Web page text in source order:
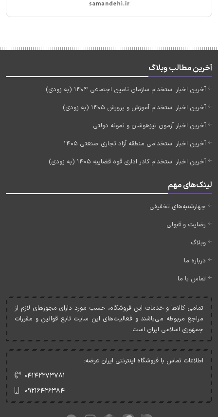
آخرین مطالب وبلاگ
آخرین اخبار استخدام سازمان تامین اجتماعی 1404 (به زودی)
آخرین اخبار استخدام آموزش و پرورش 1405 (به زودی)
آخرین اخبار آزمون تیزهوشان و نمونه دولتی
آخرین اخبار استخدامی منطقه آزاد تجاری صنعتی 1405
آخرین اخبار استخدام کادر اداری قوه قضاییه 1405 (به زودی)
لینک‌های مهم
چهارشنبه‌های تخفیفی
رضایت و قبولی
وبلاگ
درباره ما
تماس با ما
تمامی کالاها و خدمات اين فروشگاه، حسب مورد دارای مجوزهای لازم از
مراجع مربوطه می‌باشند و فعاليت‌های اين سايت تابع قوانين و مقررات
جمهوری اسلامی ايران است.
اطلاعات تماس با فروشگاه اینترنتی ایران عرضه:
۰۴۱۴۲۲۷۳۷۸۱
۰۹۲۱۶۴۲۶۳۸۴